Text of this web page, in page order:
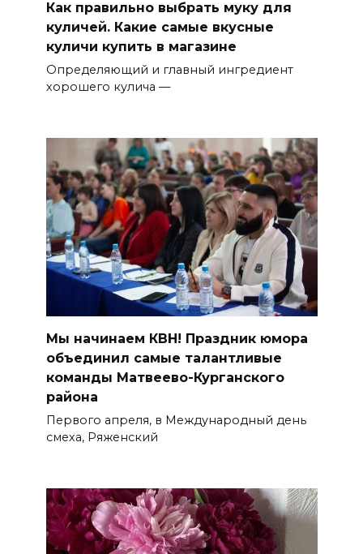
Как правильно выбрать муку для
куличей. Какие самые вкусные
куличи купить в магазине
Определяющий и главный ингредиент
хорошего кулича —
Мы начинаем КВН! Праздник юмора
объединил самые талантливые
команды Матвеево-Курганского
района
Первого апреля, в Международный день
смеха, Ряженский